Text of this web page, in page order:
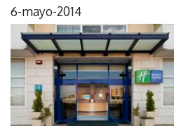
6-mayo-2014